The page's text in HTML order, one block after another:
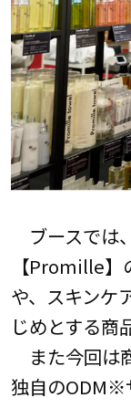
ブースでは
【Promille】
や、スキンケ
じめとする商
また今回は
独自のODM※